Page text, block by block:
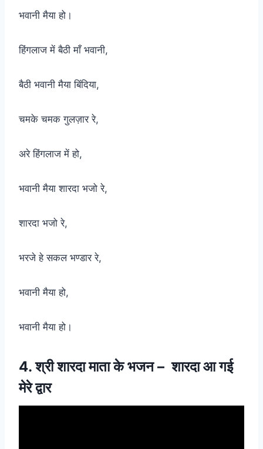
भवानी मैया हो।
हिंगलाज में बैठी माँ भवानी,
बैठी भवानी मैया बिंदिया,
चमके चमक गुलज़ार रे,
अरे हिंगलाज में हो,
भवानी मैया शारदा भजो रे,
शारदा भजो रे,
भरजे हे सकल भण्डार रे,
भवानी मैया हो,
भवानी मैया हो।
4. श्री शारदा माता के भजन – शारदा आ गई
मेरे द्वार